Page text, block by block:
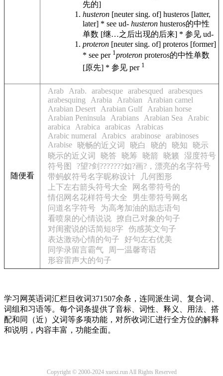
先的]
husteron [neuter sing. of] husteros [latter,
later] * see ud- husteron husteros的中性
单数 [继…之后出现的后来] * 参见 ud-
proteron [neuter sing. of] proteros [former]
* see per 1proteron proteros的中性单数
[原先] * 参见 per 1
随便看
Arab Arab. arabesque arabesqued
arabesques
arabesquing
Arabia Arabian
Arabian camel
Arabian Desert
Arabian Gulf
Arabian horse
Arabian Peninsula
Arabians Arabian Sea
Arabic
arabica
Arabica arabicas
Arabicas
Arabic numeral
Arabics arabinose arabinoses
Arabise
晓畅的近义词 晓白 晓的 晓知
晓示
晓示的近义词
晓答 晓筹 晓箭 晓籁
湿度符号
符号图
?望?剑???????如?画?，漂亮的名字符号
带蚂蚁符号名字昵称设计
几何图形
上下左右箭头符号大全
网名带符号的
情侣网名花样符号大全
男生带符号网名
问道名字符号
为高考加油的励志语句
看喷泉的心情说说 撩自己对象的句子
对闺蜜说的话简短8字
伤感英文句子
表达激动心情的句子
好句左右优美
同学录留言霸气
周一温馨寄语
形容雷声大的句子
学习网英语词汇栏目收词371507余条，连同派生词、复合词、
词组和习语等。每个词条提供了音标、词性、释义、用法、搭
配和同（近）义词等多项功能，对所收词汇进行全方位的解释
和说明，内容丰富，功能全面。
Copyright © 2000-2024 xuexi.run All Rights Reserved